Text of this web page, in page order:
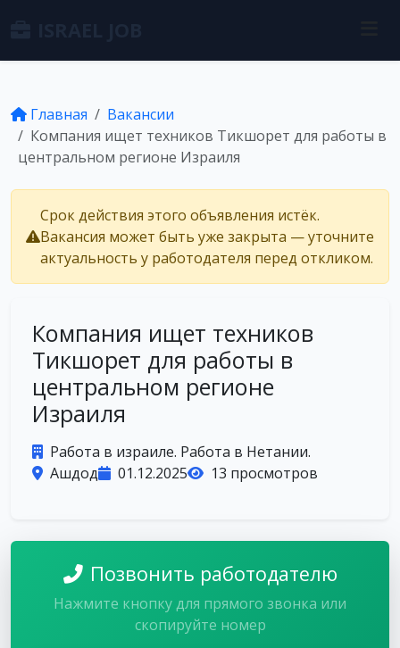
Главная
Вакансии
Компания ищет техников Тикшорет для работы в
центральном регионе Израиля
Срок действия этого объявления истёк.
Вакансия может быть уже закрыта — уточните
актуальность у работодателя перед откликом.
Компания ищет техников
Тикшорет для работы в
центральном регионе
Израиля
Работа в израиле. Работа в Нетании.
Ашдод
01.12.2025 13 просмотров
Позвонить работодателю
Нажмите кнопку для прямого звонка или
скопируйте номер